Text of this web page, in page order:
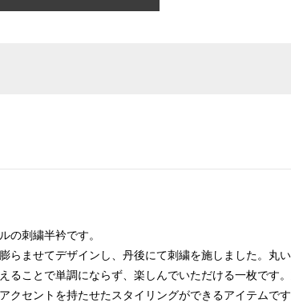
の刺繍半衿です。
らませてデザインし、丹後にて刺繍を施しました。丸
ることで単調にならず、楽しんでいただける一枚です
クセントを持たせたスタイリングができるアイテムです